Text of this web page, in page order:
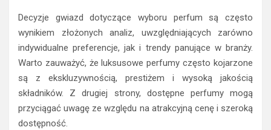
Decyzje gwiazd dotyczące wyboru perfum są często
wynikiem złożonych analiz, uwzględniających zarówno
indywidualne preferencje, jak i trendy panujące w branży.
Warto zauważyć, że luksusowe perfumy często kojarzone
są z ekskluzywnością, prestiżem i wysoką jakością
składników. Z drugiej strony, dostępne perfumy mogą
przyciągać uwagę ze względu na atrakcyjną cenę i szeroką
dostępność.